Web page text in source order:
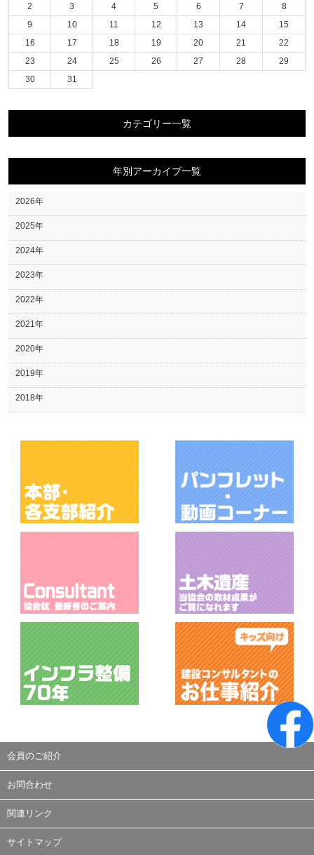
2
3 4 5 6 7
8
9
10 11 12 13 14
15
16
17 18 19 20 21
22
23
24 25 26 27 28
29
30
31
カテゴリー一覧
年別アーカイブ一覧
2026年
2025年
2024年
2023年
2022年
2021年
2020年
2019年
2018年
会員のご紹介
お問合わせ
関連リンク
サイトマップ